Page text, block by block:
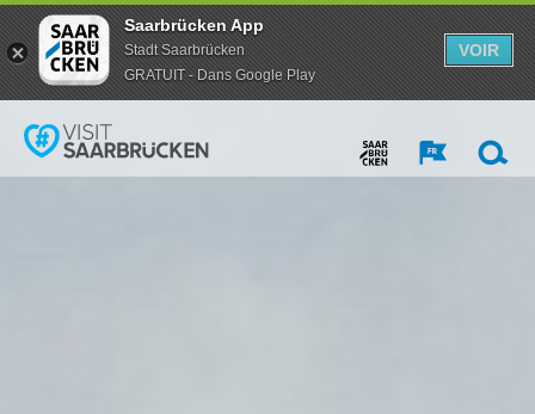
Saarbrücken App
Stadt Saarbrücken
GRATUIT - Dans Google Play
VOIR